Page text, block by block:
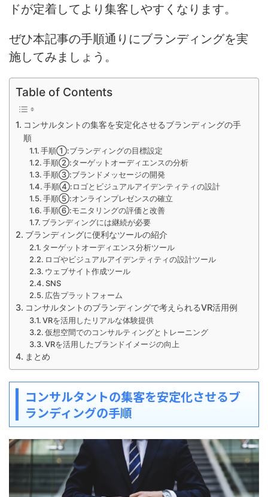
ドが定着してより集客しやすくなります。
ぜひ本記事の手順通りにブランディングを実
施してみましょう。
Table of Contents
コンサルタントの集客を安定化させるブランディングの手
順
手順①:ブランディングの目標設定
手順②:ターゲットオーディエンスの分析
手順③:ブランドメッセージの開発
手順④:ロゴとビジュアルアイデンティティの設計
手順⑤:オンラインプレゼンスの確立
手順⑥:モニタリングの評価と改善
ブランディングには継続が必要
ブランディングに便利なツールの紹介
ターゲットオーディエンス分析ツール
ロゴやビジュアルアイデンティティの設計ツール
ウェブサイト作成ツール
SNS
広告プラットフォーム
コンサルタントのブランディングで考えられるVR活用例
VRを活用したリアルな体験提供
仮想空間でのコンサルティングとトレーニング
VRを活用したブランドイメージの向上
まとめ
コンサルタントの集客を安定化させるブ
ランディングの手順